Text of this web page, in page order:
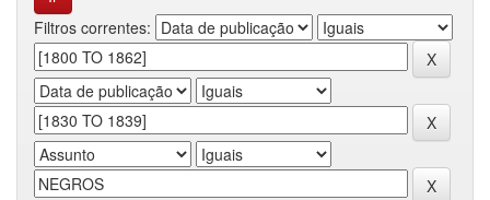
Filtros correntes: